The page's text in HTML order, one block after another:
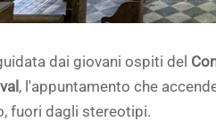
dai giovani ospiti del
, l'appuntamento che
fuori dagli stereotipi.